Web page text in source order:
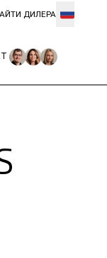
ДИЛЕРА